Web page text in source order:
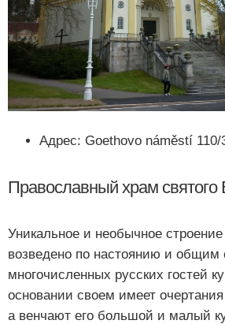
Адрес: Goethovo náměstí 110/
Православный храм
Уникальное и необычное
возведено по настоянию и общим
многочисленных русских гостей
основании своем имеет очертания
а венчают его большой и малый